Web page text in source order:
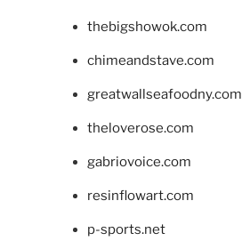
thebigshowok.com
chimeandstave.com
greatwallseafoodny.com
theloverose.com
gabriovoice.com
resinflowart.com
p-sports.net